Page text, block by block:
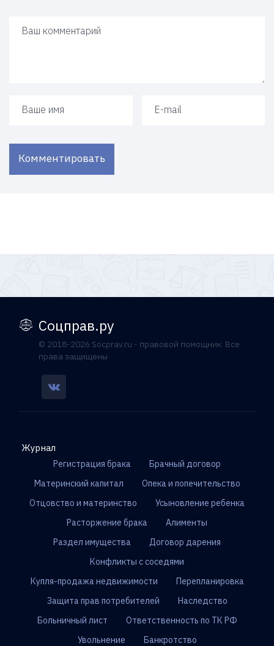
Комментировать
Соцправ.ру
© 2018-2026 Socprav.ru - правовой помощник. Все
права защищены
Журнал
Регистрация брака
Брачный договор
Материнский капитал
Опека и попечительство
Отцовство и материнство
Усыновление ребенка
Расторжение брака
Алименты
Раздел имущества
Договор дарения
Конфликты с соседями
Купля-продажа недвижимости
Перепланировка
Защита прав потребителей
Наследство
Больничный лист
Ответственность по ТК РФ
Увольнение
Банкротство